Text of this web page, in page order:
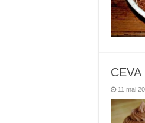
11 mai